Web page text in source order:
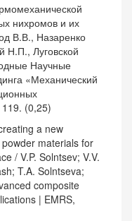
нихромов и их
В.В., Назаренко
Н.П., Луговской
Научные
«Механический
(0,25)
a new
materials for
/ V.P. Solntsev; V.V.
T.A. Solntseva;
composite
| EMRS,